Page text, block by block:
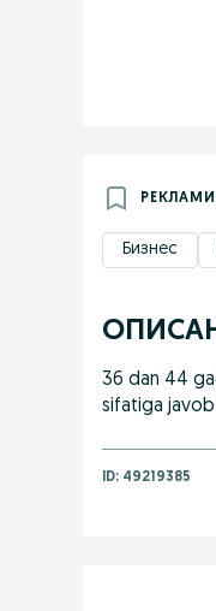
Бизнес
36 dan 44
sifatiga
ID: 49219385